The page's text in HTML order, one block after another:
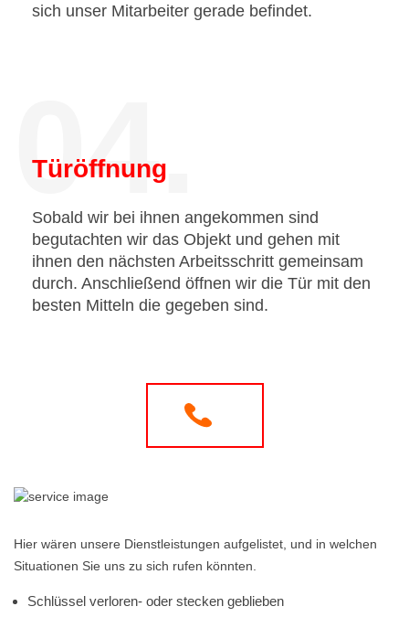
sich unser Mitarbeiter gerade befindet.
04.
Türöffnung
Sobald wir bei ihnen angekommen sind
begutachten wir das Objekt und gehen mit
ihnen den nächsten Arbeitsschritt gemeinsam
durch. Anschließend öffnen wir die Tür mit den
besten Mitteln die gegeben sind.
Hier wären unsere Dienstleistungen aufgelistet, und in welchen
Situationen Sie uns zu sich rufen könnten.
Schlüssel verloren- oder stecken geblieben